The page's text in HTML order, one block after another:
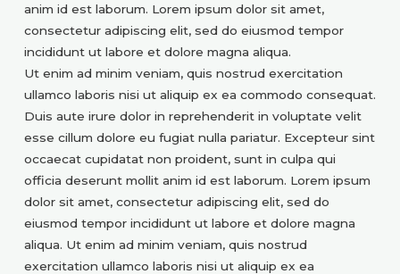
anim id est laborum. Lorem ipsum dolor sit amet,
consectetur adipiscing elit, sed do eiusmod tempor
incididunt ut labore et dolore magna aliqua.
Ut enim ad minim veniam, quis nostrud exercitation
ullamco laboris nisi ut aliquip ex ea commodo consequat.
Duis aute irure dolor in reprehenderit in voluptate velit
esse cillum dolore eu fugiat nulla pariatur. Excepteur sint
occaecat cupidatat non proident, sunt in culpa qui
officia deserunt mollit anim id est laborum. Lorem ipsum
dolor sit amet, consectetur adipiscing elit, sed do
eiusmod tempor incididunt ut labore et dolore magna
aliqua. Ut enim ad minim veniam, quis nostrud
exercitation ullamco laboris nisi ut aliquip ex ea